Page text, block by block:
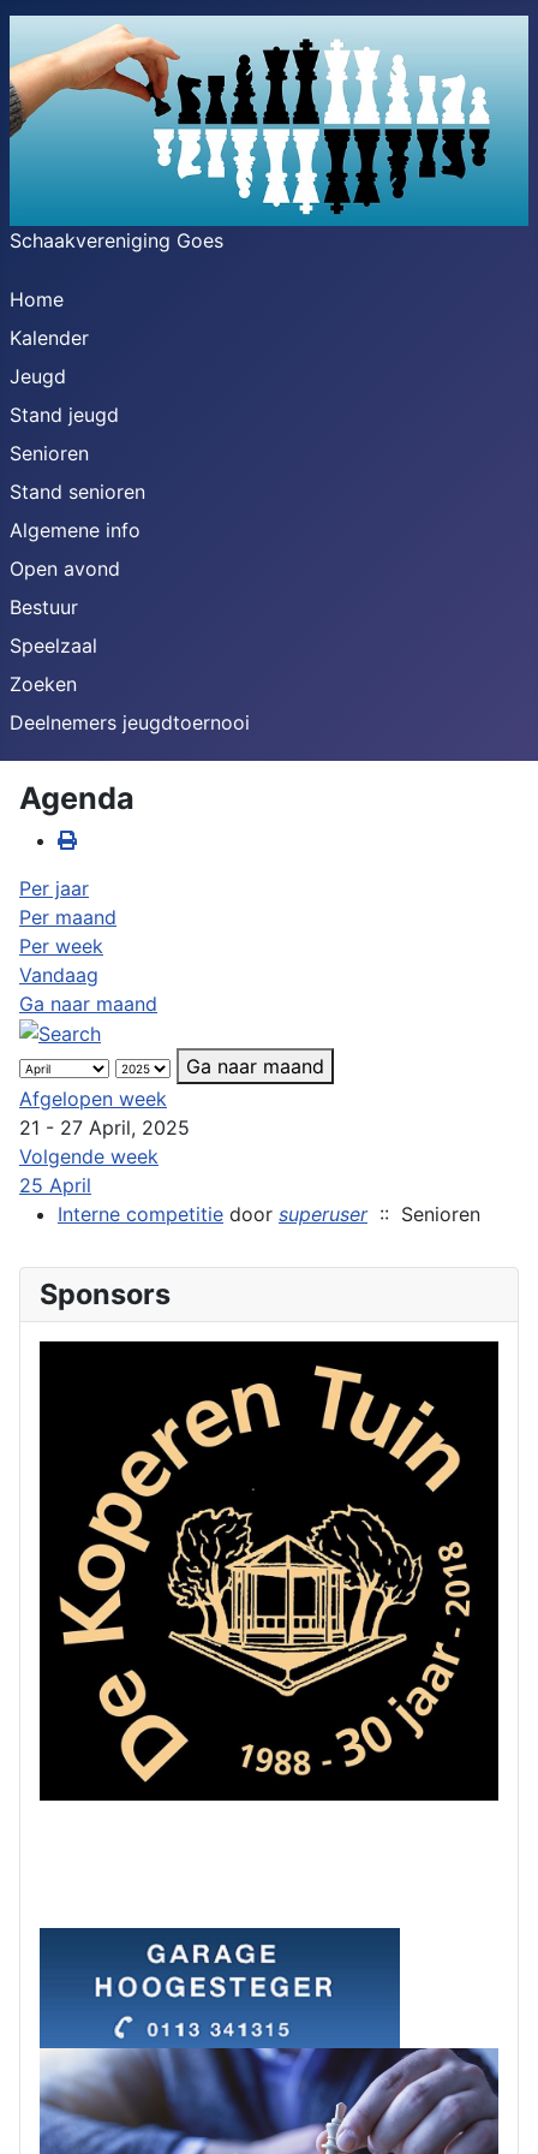
Schaakvereniging Goes
Home
Kalender
Jeugd
Stand jeugd
Senioren
Stand senioren
Algemene info
Open avond
Bestuur
Speelzaal
Zoeken
Deelnemers jeugdtoernooi
Agenda
Per jaar
Per maand
Per week
Vandaag
Ga naar maand
Ga naar maand
Afgelopen week
21 - 27 April, 2025
Volgende week
25 April
Interne competitie door superuser:: Senioren
Sponsors